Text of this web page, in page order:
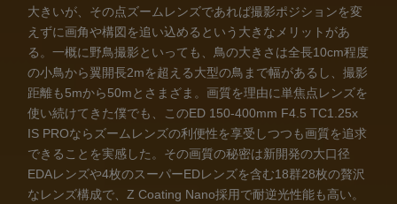
大きいが、その点ズームレンズであれば撮影ポジションを変
えずに画角や構図を追い込めるという大きなメリットがあ
る。一概に野鳥撮影といっても、鳥の大きさは全長10cm程度
の小鳥から翼開長2mを超える大型の鳥まで幅があるし、撮影
距離も5mから50mとさまざま。画質を理由に単焦点レンズを
使い続けてきた僕でも、このED 150-400mm F4.5 TC1.25x
IS PROならズームレンズの利便性を享受しつつも画質を追求
できることを実感した。その画質の秘密は新開発の大口径
EDAレンズや4枚のスーパーEDレンズを含む18群28枚の贅沢
なレンズ構成で、Z Coating Nano採用で耐逆光性能も高い。